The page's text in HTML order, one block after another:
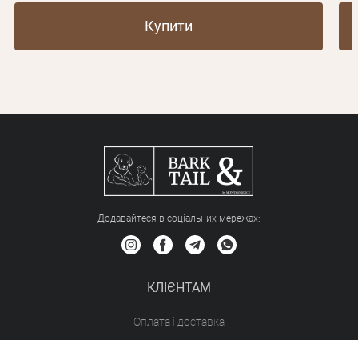
Купити
Додавайтеся в соціальних мережах:
КЛІЄНТАМ
Оплата і доставка